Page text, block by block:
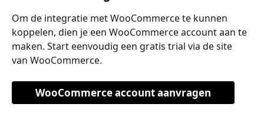
Om de integratie met WooCommerce te kunnen
koppelen, dien je een WooCommerce account aan te
maken. Start eenvoudig een gratis trial via de site
van WooCommerce.
WooCommerce account aanvragen